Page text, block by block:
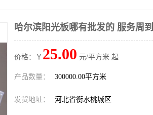
哈尔滨阳光板哪有批发的 服务周到
价格：￥ 25.00 元/平方米 起
产品数量： 300000.00平方米
发货地址： 河北省衡水桃城区